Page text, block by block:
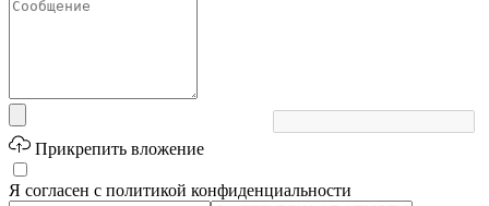
Прикрепить вложение
Я согласен с политикой конфиденциальности